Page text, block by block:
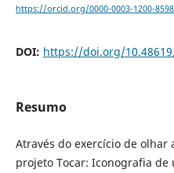
https://orcid.org/0000-0003-1200-8598
DOI: https://doi.org/
Resumo
Através do exercício de olhar
projeto Tocar: Iconografia